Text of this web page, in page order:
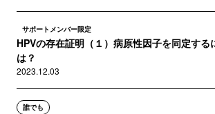
サポートメンバー限定
HPVの存在証明（１）病原性因子を同定する
は？
2023.12.03
誰でも